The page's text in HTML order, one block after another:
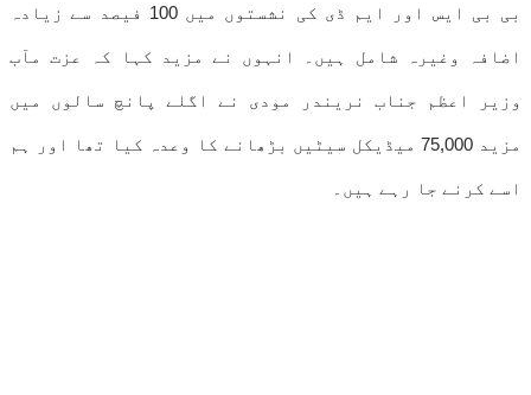
بی بی ایس اور ایم ڈی کی نشستوں میں 100 فیصد سے زیادہ
اضافہ وغیرہ شامل ہیں۔ انہوں نے مزید کہا کہ عزت مآب
وزیر اعظم جناب نریندر مودی نے اگلے پانچ سالوں میں
مزید 75,000 میڈیکل سیٹیں بڑھانے کا وعدہ کیا تھا اور ہم
اسے کرنے جا رہے ہیں۔